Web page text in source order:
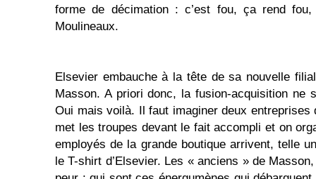
forme de décimation : c’est fou, ça rend
Moulineaux.
Elsevier embauche à la tête de sa nouvelle
Masson. A priori donc, la fusion-acquisition ne
Oui mais voilà. Il faut imaginer deux entreprises
met les troupes devant le fait accompli et on
employés de la grande boutique arrivent, telle
le T-shirt d’Elsevier. Les « anciens » de